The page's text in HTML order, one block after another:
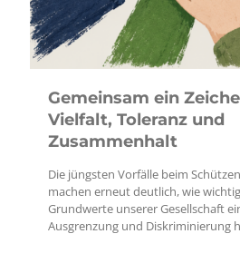
Gemeinsam ein
Vielfalt, Toleranz und
Zusammenhalt
Die jüngsten Vorfälle beim
machen erneut deutlich, wie
Grundwerte unserer Gesellschaft
Ausgrenzung und Diskriminierung